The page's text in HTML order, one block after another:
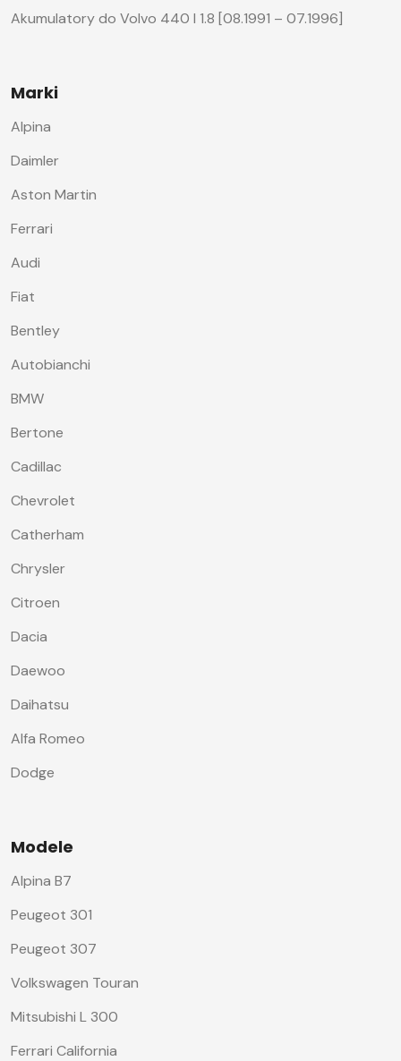
Akumulatory do Volvo 440 I 1.8 [08.1991 – 07.1996]
Marki
Alpina
Daimler
Aston Martin
Ferrari
Audi
Fiat
Bentley
Autobianchi
BMW
Bertone
Cadillac
Chevrolet
Catherham
Chrysler
Citroen
Dacia
Daewoo
Daihatsu
Alfa Romeo
Dodge
Modele
Alpina B7
Peugeot 301
Peugeot 307
Volkswagen Touran
Mitsubishi L 300
Ferrari California